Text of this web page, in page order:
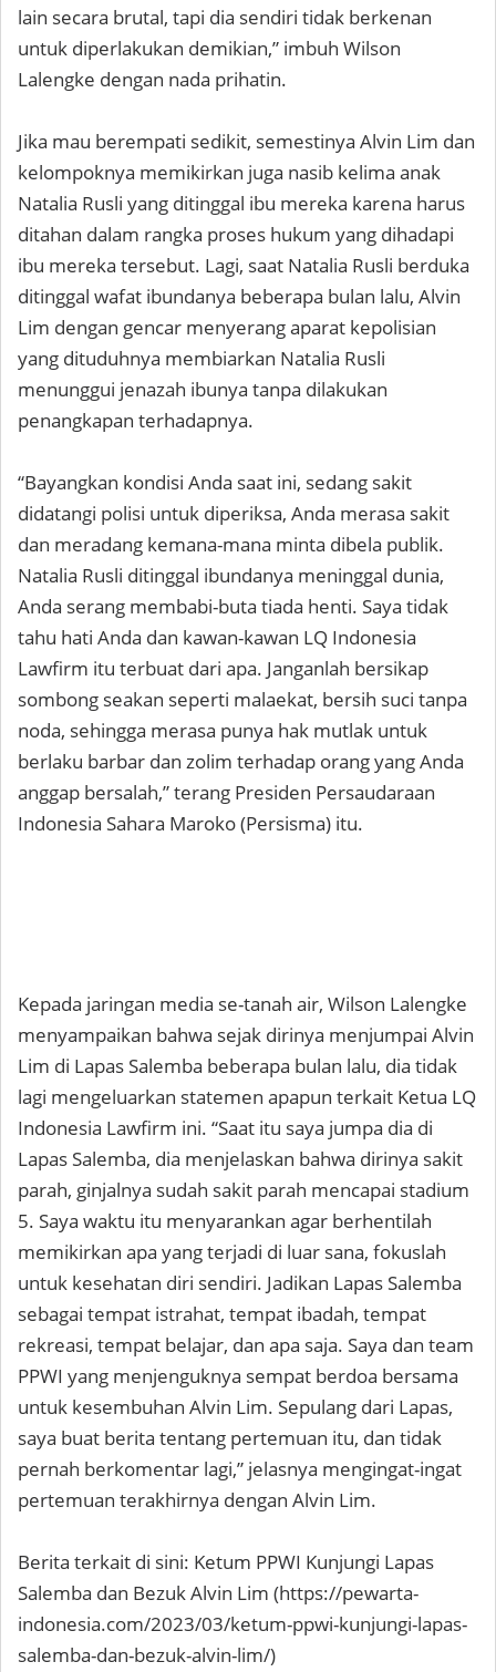
lain secara brutal, tapi dia sendiri tidak berkenan
untuk diperlakukan demikian,” imbuh Wilson
Lalengke dengan nada prihatin.
Jika mau berempati sedikit, semestinya Alvin Lim dan
kelompoknya memikirkan juga nasib kelima anak
Natalia Rusli yang ditinggal ibu mereka karena harus
ditahan dalam rangka proses hukum yang dihadapi
ibu mereka tersebut. Lagi, saat Natalia Rusli berduka
ditinggal wafat ibundanya beberapa bulan lalu, Alvin
Lim dengan gencar menyerang aparat kepolisian
yang dituduhnya membiarkan Natalia Rusli
menunggui jenazah ibunya tanpa dilakukan
penangkapan terhadapnya.
“Bayangkan kondisi Anda saat ini, sedang sakit
didatangi polisi untuk diperiksa, Anda merasa sakit
dan meradang kemana-mana minta dibela publik.
Natalia Rusli ditinggal ibundanya meninggal dunia,
Anda serang membabi-buta tiada henti. Saya tidak
tahu hati Anda dan kawan-kawan LQ Indonesia
Lawfirm itu terbuat dari apa. Janganlah bersikap
sombong seakan seperti malaekat, bersih suci tanpa
noda, sehingga merasa punya hak mutlak untuk
berlaku barbar dan zolim terhadap orang yang Anda
anggap bersalah,” terang Presiden Persaudaraan
Indonesia Sahara Maroko (Persisma) itu.
Kepada jaringan media se-tanah air, Wilson Lalengke
menyampaikan bahwa sejak dirinya menjumpai Alvin
Lim di Lapas Salemba beberapa bulan lalu, dia tidak
lagi mengeluarkan statemen apapun terkait Ketua LQ
Indonesia Lawfirm ini. “Saat itu saya jumpa dia di
Lapas Salemba, dia menjelaskan bahwa dirinya sakit
parah, ginjalnya sudah sakit parah mencapai stadium
5. Saya waktu itu menyarankan agar berhentilah
memikirkan apa yang terjadi di luar sana, fokuslah
untuk kesehatan diri sendiri. Jadikan Lapas Salemba
sebagai tempat istrahat, tempat ibadah, tempat
rekreasi, tempat belajar, dan apa saja. Saya dan team
PPWI yang menjenguknya sempat berdoa bersama
untuk kesembuhan Alvin Lim. Sepulang dari Lapas,
saya buat berita tentang pertemuan itu, dan tidak
pernah berkomentar lagi,” jelasnya mengingat-ingat
pertemuan terakhirnya dengan Alvin Lim.
Berita terkait di sini: Ketum PPWI Kunjungi Lapas
Salemba dan Bezuk Alvin Lim (https://pewarta-
indonesia.com/2023/03/ketum-ppwi-kunjungi-lapas-
salemba-dan-bezuk-alvin-lim/)